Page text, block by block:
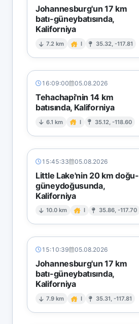
Johannesburg'un 17 km
batı-güneybatısında,
Kaliforniya
7.2 km I 35.32, -117.81
16:09:00 05.08.2026
Tehachapi'nin 14 km
batısında, Kaliforniya
6.1 km I 35.12, -118.60
15:45:33 05.08.2026
Little Lake'nin 20 km doğu-
güneydoğusunda,
Kaliforniya
10.0 km I 35.86, -117.70
15:10:39 05.08.2026
Johannesburg'un 17 km
batı-güneybatısında,
Kaliforniya
7.9 km I 35.31, -117.81